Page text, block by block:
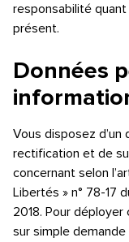
responsabilité
présent.
Données
Vous disposez d’un
rectification et de
concernant selon
Libertés » n° 78-17
2018. Pour
sur simple